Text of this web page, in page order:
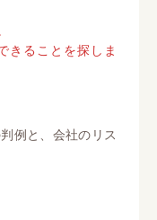
きることを探しま
例と、会社のリス